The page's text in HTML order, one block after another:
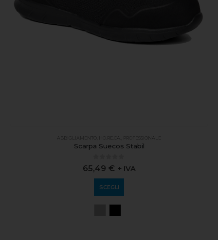
ABBIGLIAMENTO HO.RE.CA. PROFESSIONALE
Scarpa Suecos Stabil
out of 5
65,49 € + IVA
SCEGLI